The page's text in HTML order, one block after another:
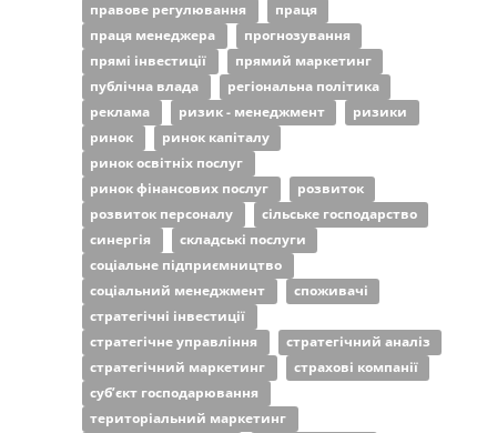
правове регулювання
праця
праця менеджера
прогнозування
прямі інвестиції
прямий маркетинг
публічна влада
регіональна політика
реклама
ризик - менеджмент
ризики
ринок
ринок капіталу
ринок освітніх послуг
ринок фінансових послуг
розвиток
розвиток персоналу
сільське господарство
синергія
складські послуги
соціальне підприємництво
соціальний менеджмент
споживачі
стратегічні інвестиції
стратегічне управління
стратегічний аналіз
стратегічний маркетинг
страхові компанії
суб’єкт господарювання
територіальний маркетинг